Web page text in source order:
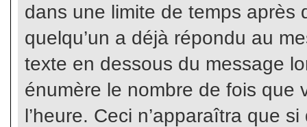
dans une limite de temps après
quelqu’un a déjà répondu au
texte en dessous du message
énumère le nombre de fois que
l’heure. Ceci n’apparaîtra que